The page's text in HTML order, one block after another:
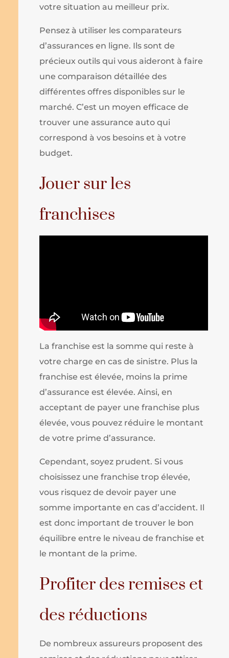
votre situation au meilleur prix.
Pensez à utiliser les comparateurs
d’assurances en ligne. Ils sont de
précieux outils qui vous aideront à faire
une comparaison détaillée des
différentes offres disponibles sur le
marché. C’est un moyen efficace de
trouver une assurance auto qui
correspond à vos besoins et à votre
budget.
Jouer sur les
franchises
La franchise est la somme qui reste à
votre charge en cas de sinistre. Plus la
franchise est élevée, moins la prime
d’assurance est élevée. Ainsi, en
acceptant de payer une franchise plus
élevée, vous pouvez réduire le montant
de votre prime d’assurance.
Cependant, soyez prudent. Si vous
choisissez une franchise trop élevée,
vous risquez de devoir payer une
somme importante en cas d’accident. Il
est donc important de trouver le bon
équilibre entre le niveau de franchise et
le montant de la prime.
Profiter des remises et
des réductions
De nombreux assureurs proposent des